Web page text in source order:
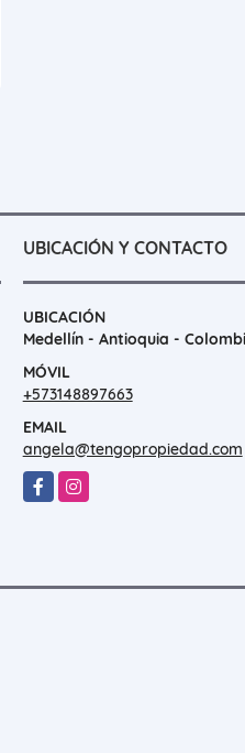
UBICACIÓN Y CONTACTO
UBICACIÓN
Medellín - Antioquia -
MÓVIL
+573148897663
EMAIL
angela@tengopropiedad.com
FacebookInstagram